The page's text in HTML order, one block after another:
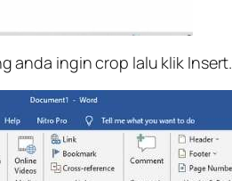
anda ingin crop lalu klik Insert.